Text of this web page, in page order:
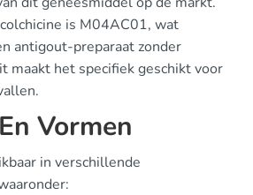
is M04AC01, wat
antigout-preparaat zonder
maakt het specifiek geschikt voor
Vormen
in verschillende